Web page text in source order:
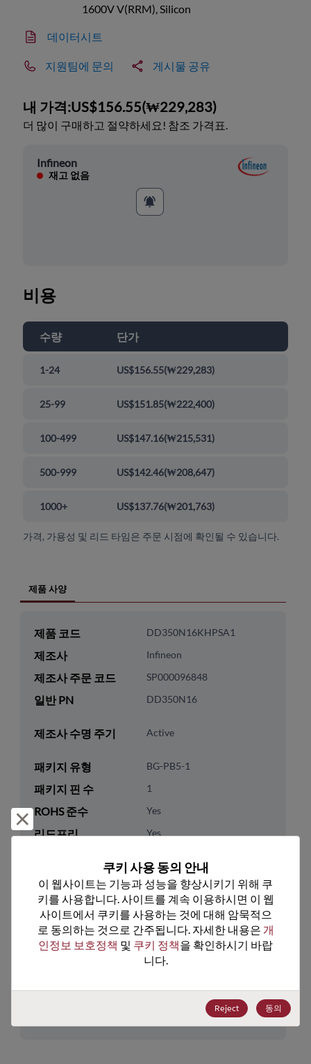
1600V V(RRM), Silicon
데이터시트
지원팀에 문의 게시물 공유
내 가격:US$156.55(₩229,283)
더 많이 구매하고 절약하세요! 참조 가격표.
Infineon
재고 없음
비용
수량 단가
1-24 US$156.55(₩229,283)
25-99 US$151.85(₩222,400)
100-499 US$147.16(₩215,531)
500-999 US$142.46(₩208,647)
1000+ US$137.76(₩201,763)
가격, 가용성 및 리드 타임은 주문 시점에 확인될 수 있습니다.
제품 사양
제품 코드 DD350N16KHPSA1
제조사 Infineon
제조사 주문 코드 SP000096848
일반 PN DD350N16
제조사 수명 주기 Active
패키지 유형 BG-PB5-1
패키지 핀 수 1
ROHS 준수 Yes
리드프리 Yes
패키지 수량 3
기술 카테고리 Discretes
기술 하위 카테고리 Diodes
Thyristors/TRIACs
미국 HTS 코드 8541.10.0080
거부 및 닫기
쿠키 사용 동의 안내
이 웹사이트는 기능과 성능을 향상시키기 위해 쿠
키를 사용합니다. 사이트를 계속 이용하시면 이 웹
사이트에서 쿠키를 사용하는 것에 대해 암묵적으
로 동의하는 것으로 간주됩니다. 자세한 내용은 개
인정보 보호정책 및 쿠키 정책을 확인하시기 바랍
니다.
Reject 동의